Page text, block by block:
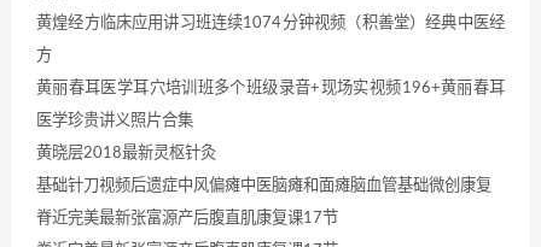
黄煌经方临床应用讲习班连续1074分钟视频（积善堂）经典中医经
方
黄丽春耳医学耳穴培训班多个班级录音+现场实视频196+黄丽春耳
医学珍贵讲义照片合集
黄晓层2018最新灵枢针灸
基础针刀视频后遗症中风偏瘫中医脑瘫和面瘫脑血管基础微创康复
脊近完美最新张富源产后腹直肌康复课17节